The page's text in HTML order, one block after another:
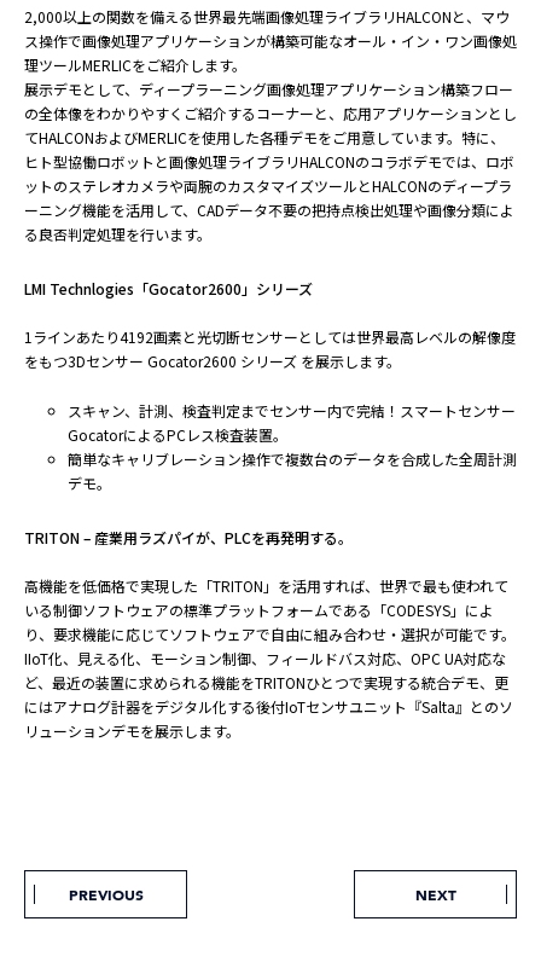
2,000以上の関数を備える世界最先端画像処理ライブラリHALCONと、マウ
ス操作で画像処理アプリケーションが構築可能なオール・イン・ワン画像処
理ツールMERLICをご紹介します。
展示デモとして、ディープラーニング画像処理アプリケーション構築フロー
の全体像をわかりやすくご紹介するコーナーと、応用アプリケーションとし
てHALCONおよびMERLICを使用した各種デモをご用意しています。特に、
ヒト型協働ロボットと画像処理ライブラリHALCONのコラボデモでは、ロボ
ットのステレオカメラや両腕のカスタマイズツールとHALCONのディープラ
ーニング機能を活用して、CADデータ不要の把持点検出処理や画像分類によ
る良否判定処理を行います。
LMI Technlogies「Gocator2600」シリーズ
1ラインあたり4192画素と光切断センサーとしては世界最高レベルの解像度
をもつ3Dセンサー Gocator2600 シリーズ を展示します。
スキャン、計測、検査判定までセンサー内で完結！スマートセンサー
GocatorによるPCレス検査装置。
簡単なキャリブレーション操作で複数台のデータを合成した全周計測
デモ。
TRITON – 産業用ラズパイが、PLCを再発明する。
高機能を低価格で実現した「TRITON」を活用すれば、世界で最も使われて
いる制御ソフトウェアの標準プラットフォームである「CODESYS」によ
り、要求機能に応じてソフトウェアで自由に組み合わせ・選択が可能です。
IIoT化、見える化、モーション制御、フィールドバス対応、OPC UA対応な
ど、最近の装置に求められる機能をTRITONひとつで実現する統合デモ、更
にはアナログ計器をデジタル化する後付IoTセンサユニット『Salta』とのソ
リューションデモを展示します。
PREVIOUS NEXT